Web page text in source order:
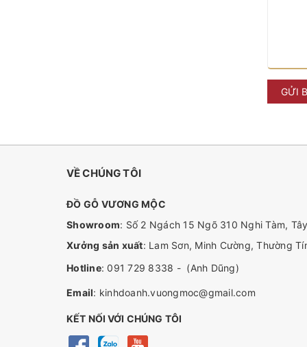
GỬI
VỀ CHÚNG TÔI
ĐỒ GỖ VƯƠNG MỘC
Showroom: Số 2 Ngách 15 Ngõ 310 Nghi Tàm,
Xưởng sản xuất: Lam Sơn, Minh Cường, Thường
Hotline:091 729 8338 - (Anh Dũng)
Email: kinhdoanh.vuongmoc@gmail.com
KẾT NỐI VỚI CHÚNG TÔI